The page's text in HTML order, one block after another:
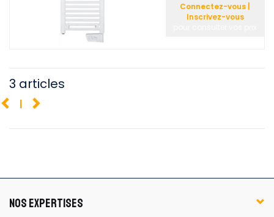
Connectez-vous |
Inscrivez-vous
3 articles
1
NOS EXPERTISES